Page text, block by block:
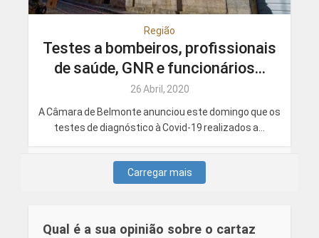
Região
Testes a bombeiros, profissionais
de saúde, GNR e funcionários...
26 Abril, 2020
A Câmara de Belmonte anunciou este domingo que os
testes de diagnóstico à Covid-19 realizados a...
Carregar mais
Qual é a sua opinião sobre o cartaz